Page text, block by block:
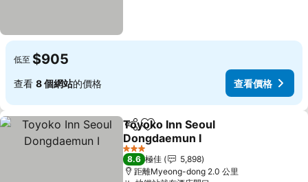
低至 $905
查看 8 個網站的價格 查看價格
分享 放到收藏夾
Toyoko Inn Seoul
Dongdaemun I
查看價格
3 星級
8.6 極佳
5,898
距離Myeong-dong 2.0 公里